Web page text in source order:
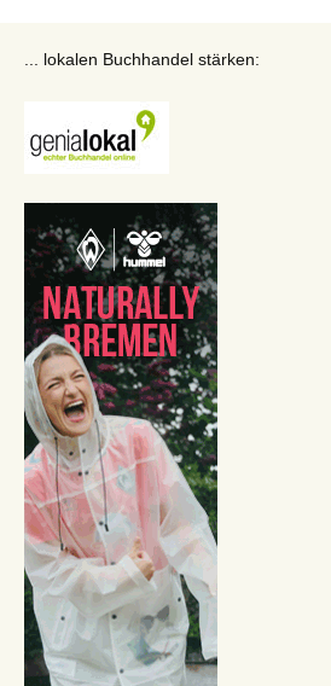
... lokalen Buchhandel stärken: